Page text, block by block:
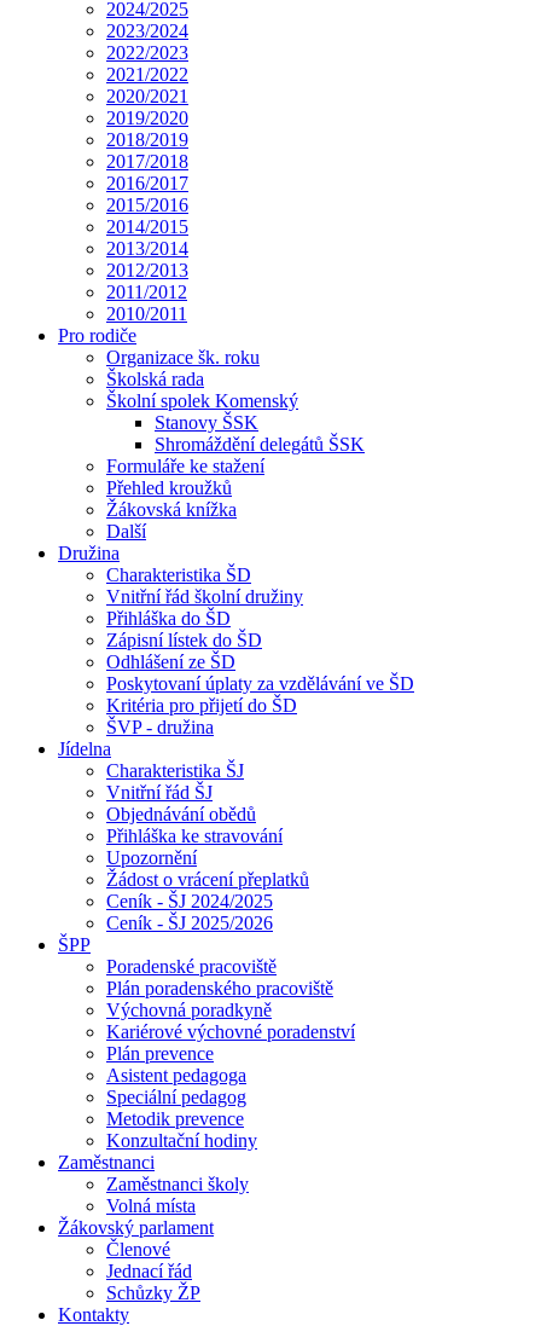
2024/2025
2023/2024
2022/2023
2021/2022
2020/2021
2019/2020
2018/2019
2017/2018
2016/2017
2015/2016
2014/2015
2013/2014
2012/2013
2011/2012
2010/2011
Pro rodiče
Organizace šk. roku
Školská rada
Školní spolek Komenský
Stanovy ŠSK
Shromáždění delegátů ŠSK
Formuláře ke stažení
Přehled kroužků
Žákovská knížka
Další
Družina
Charakteristika ŠD
Vnitřní řád školní družiny
Přihláška do ŠD
Zápisní lístek do ŠD
Odhlášení ze ŠD
Poskytovaní úplaty za vzdělávání ve ŠD
Kritéria pro přijetí do ŠD
ŠVP - družina
Jídelna
Charakteristika ŠJ
Vnitřní řád ŠJ
Objednávání obědů
Přihláška ke stravování
Upozornění
Žádost o vrácení přeplatků
Ceník - ŠJ 2024/2025
Ceník - ŠJ 2025/2026
ŠPP
Poradenské pracoviště
Plán poradenského pracoviště
Výchovná poradkyně
Kariérové výchovné poradenství
Plán prevence
Asistent pedagoga
Speciální pedagog
Metodik prevence
Konzultační hodiny
Zaměstnanci
Zaměstnanci školy
Volná místa
Žákovský parlament
Členové
Jednací řád
Schůzky ŽP
Kontakty